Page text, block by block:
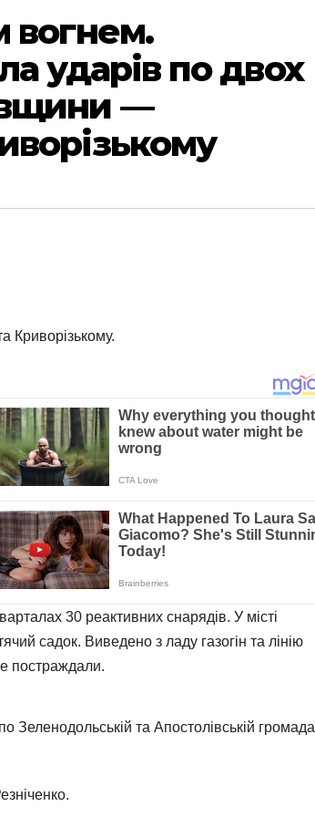
вогнем.
ударів по двох
—
Криворізькому.
30 реактивних снарядів. У місті
садок. Виведено з ладу газогін та лінію
постраждали.
Зеленодольській та Апостолівській